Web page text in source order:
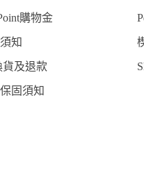
購物金
知
貨及退款
固須知